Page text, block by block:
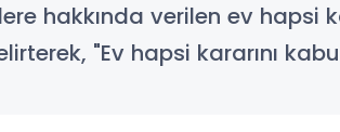
hakkında verilen ev hapsi
"Ev hapsi kararını